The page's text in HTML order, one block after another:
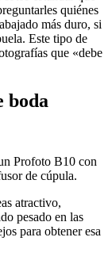
quiénes
más duro, si
Este tipo de
que «debe
boda
Profoto B10 con
de cúpula.
atractivo,
pesado en las
para obtener esa